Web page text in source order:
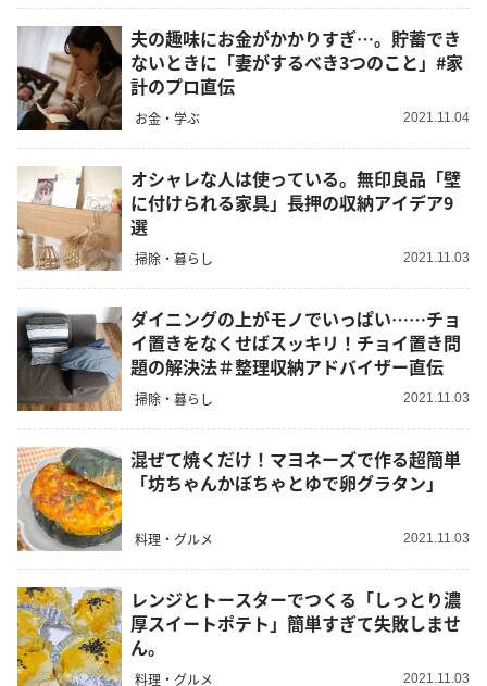
夫の趣味にお金がかかりすぎ…。貯蓄でき
ないときに「妻がするべき3つのこと」#家
計のプロ直伝
お金・学ぶ 2021.11.04
オシャレな人は使っている。無印良品「壁
に付けられる家具」長押の収納アイデア9
選
掃除・暮らし 2021.11.03
ダイニングの上がモノでいっぱい……チョ
イ置きをなくせばスッキリ！チョイ置き問
題の解決法＃整理収納アドバイザー直伝
掃除・暮らし 2021.11.03
混ぜて焼くだけ！マヨネーズで作る超簡単
「坊ちゃんかぼちゃとゆで卵グラタン」
料理・グルメ 2021.11.03
レンジとトースターでつくる「しっとり濃
厚スイートポテト」簡単すぎて失敗しませ
ん。
料理・グルメ 2021.11.03